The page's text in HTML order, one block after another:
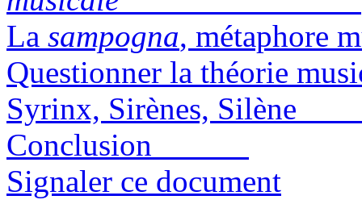
La sampogna,
Questionner la
Syrinx, Sirènes,
Conclusion
Signaler ce document